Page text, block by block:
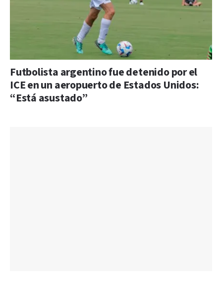
Futbolista argentino fue detenido por el
ICE en un aeropuerto de Estados Unidos:
“Está asustado”